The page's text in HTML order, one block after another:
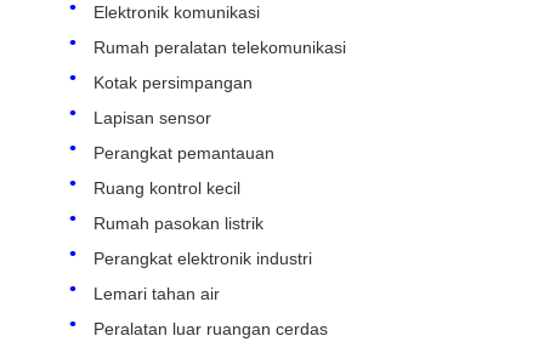
Elektronik komunikasi
Rumah peralatan telekomunikasi
Kotak persimpangan
Lapisan sensor
Perangkat pemantauan
Ruang kontrol kecil
Rumah pasokan listrik
Perangkat elektronik industri
Lemari tahan air
Peralatan luar ruangan cerdas